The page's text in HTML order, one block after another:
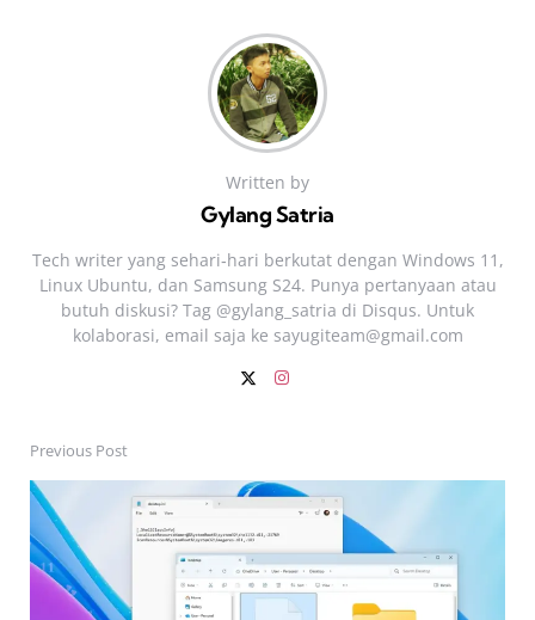
Written by
Gylang Satria
Tech writer yang sehari‑hari berkutat dengan Windows 11,
Linux Ubuntu, dan Samsung S24. Punya pertanyaan atau
butuh diskusi? Tag @gylang_satria di Disqus. Untuk
kolaborasi, email saja ke sayugiteam@gmail.com
Post
navigation
Previous Post